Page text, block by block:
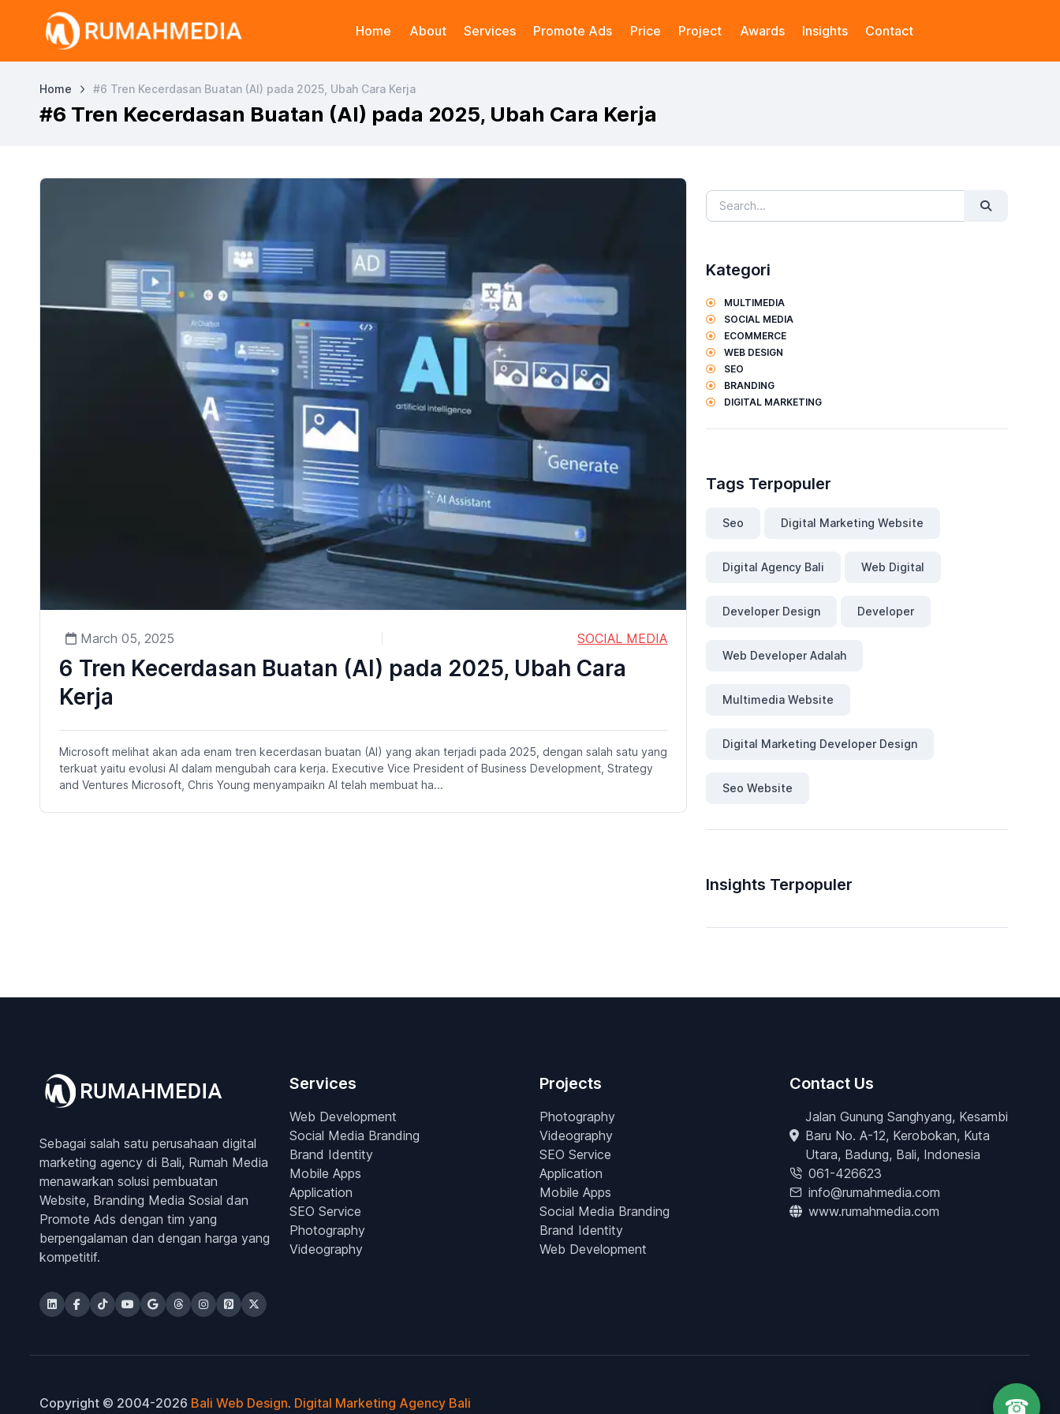
Home About Services Promote Ads Price Project Awards Insights Contact
Home #6 Tren Kecerdasan Buatan (AI) pada 2025, Ubah Cara Kerja
#6 Tren Kecerdasan Buatan (AI) pada 2025, Ubah Cara Kerja
March 05, 2025 SOCIAL MEDIA
6 Tren Kecerdasan Buatan (AI) pada 2025, Ubah Cara
Kerja
Microsoft melihat akan ada enam tren kecerdasan buatan (AI) yang akan terjadi pada 2025, dengan salah satu yang
terkuat yaitu evolusi AI dalam mengubah cara kerja. Executive Vice President of Business Development, Strategy
and Ventures Microsoft, Chris Young menyampaikn AI telah membuat ha...
Kategori
MULTIMEDIA
SOCIAL MEDIA
ECOMMERCE
WEB DESIGN
SEO
BRANDING
DIGITAL MARKETING
Tags Terpopuler
Seo Digital Marketing Website
Digital Agency Bali Web Digital
Developer Design Developer
Web Developer Adalah
Multimedia Website
Digital Marketing Developer Design
Seo Website
Insights Terpopuler
Sebagai salah satu perusahaan digital
marketing agency di Bali, Rumah Media
menawarkan solusi pembuatan
Website, Branding Media Sosial dan
Promote Ads dengan tim yang
berpengalaman dan dengan harga yang
kompetitif.
Services
Web Development
Social Media Branding
Brand Identity
Mobile Apps
Application
SEO Service
Photography
Videography
Projects
Photography
Videography
SEO Service
Application
Mobile Apps
Social Media Branding
Brand Identity
Web Development
Contact Us
Jalan Gunung Sanghyang, Kesambi
Baru No. A-12, Kerobokan, Kuta
Utara, Badung, Bali, Indonesia
061-426623
info@rumahmedia.com
www.rumahmedia.com
Copyright © 2004-2026 Bali Web Design. Digital Marketing Agency Bali ☎